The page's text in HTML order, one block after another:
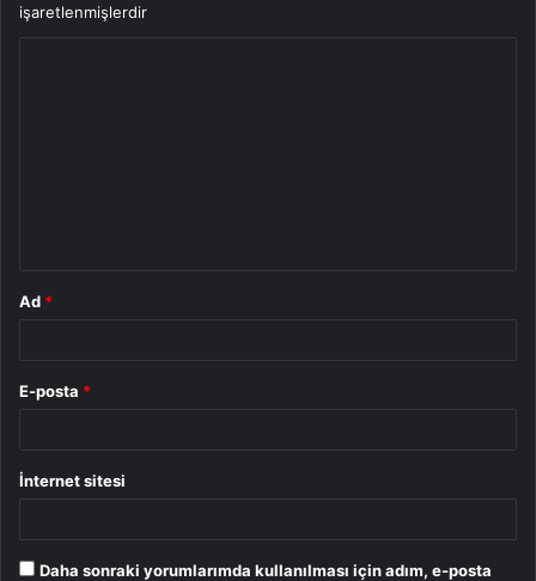
işaretlenmişlerdir
Ad *
E-posta *
İnternet sitesi
Daha sonraki yorumlarımda kullanılması için adım, e-posta